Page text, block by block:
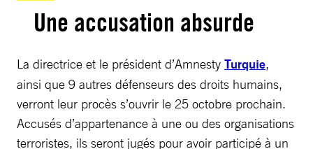
Une accusation absurde
La directrice et le président d’Amnesty Turquie,
ainsi que 9 autres défenseurs des droits humains,
verront leur procès s’ouvrir le 25 octobre prochain.
Accusés d’appartenance à une ou des organisations
terroristes, ils seront jugés pour avoir participé à un